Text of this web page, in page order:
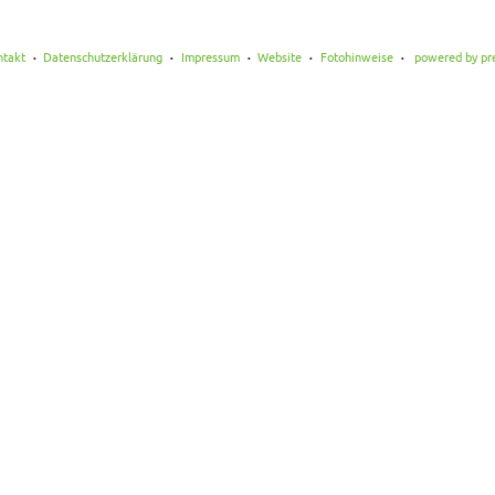
Datenschutzerklärung Impressum Website Fotohinweise powered by